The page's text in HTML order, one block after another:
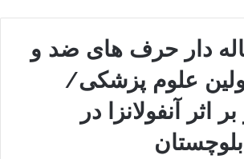
دار حرف های ضد و
علوم پزشکی/
نفر بر اثر آنفولانزا در